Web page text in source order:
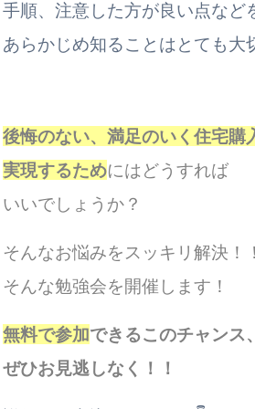
手順、注意した方が良い点など
あらかじめ知ることはとても大
後悔のない、満足のいく住宅購
実現するためにはどうすれば
いいでしょうか？
そんなお悩みをスッキリ解決！！
そんな勉強会を開催します！
無料で参加できるこのチャンス、
ぜひお見逃しなく！！